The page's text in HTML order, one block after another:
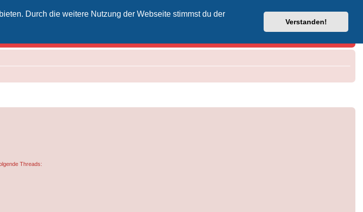
Durch die weitere Nutzung der Webseite stimmst du der
Verstanden!
Vodafone-Kabel-Helpdesk
Threads: